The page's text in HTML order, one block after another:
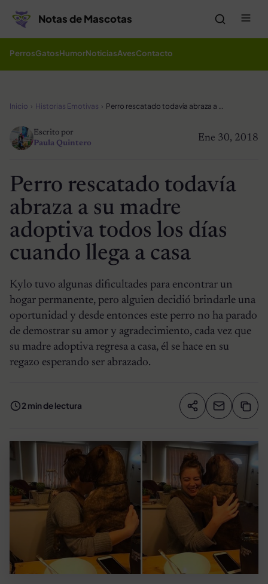
Notas de Mascotas
PerrosGatosHumorNoticiasAvesContacto
Inicio Historias Emotivas Perro rescatado todavía abraza a su madre adoptiva todos los días cuando llega a casa
Ene 30, 2018
Escrito por
Paula Quintero
Perro rescatado todavía
abraza a su madre
adoptiva todos los días
cuando llega a casa
Kylo tuvo algunas dificultades para encontrar un
hogar permanente, pero alguien decidió brindarle una
oportunidad y desde entonces este perro no ha parado
de demostrar su amor y agradecimiento, cada vez que
su madre adoptiva regresa a casa, él se hace en su
regazo esperando ser abrazado.
2 min de lectura Compartir